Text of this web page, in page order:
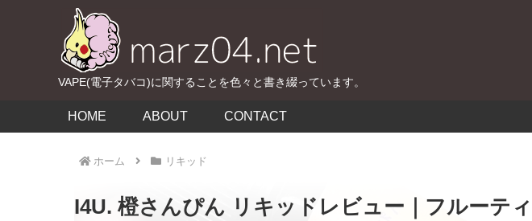
VAPE(電子タバコ)に関することを色々と書き綴っています。
HOME ABOUT CONTACT
ホーム リキッド
I4U. 橙さんぴん リキッドレビュー｜フルーテ